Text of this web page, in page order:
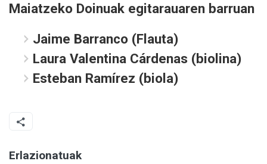
Maiatzeko Doinuak egitarauaren barruan
Jaime Barranco (Flauta)
Laura Valentina Cárdenas (biolina)
Esteban Ramírez (biola)
Erlazionatuak